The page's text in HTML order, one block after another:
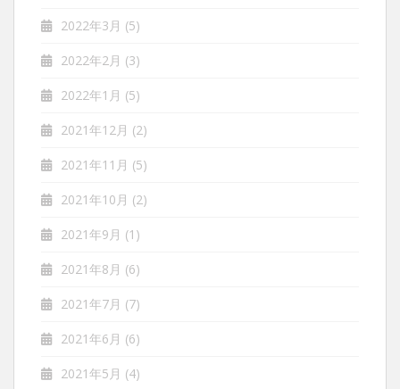
2022年3月 (5)
2022年2月 (3)
2022年1月 (5)
2021年12月 (2)
2021年11月 (5)
2021年10月 (2)
2021年9月 (1)
2021年8月 (6)
2021年7月 (7)
2021年6月 (6)
2021年5月 (4)